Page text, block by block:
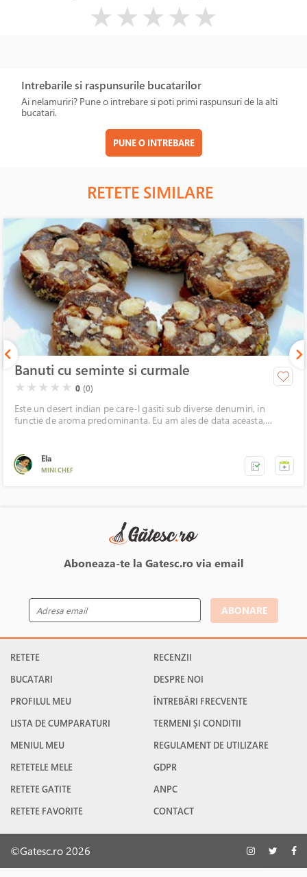
★★★★★
Intrebarile si raspunsurile bucatarilor
Ai nelamuriri? Pune o intrebare si poti primi raspunsuri de la alti
bucatari.
PUNE O INTREBARE
RETETE SIMILARE
Banuti cu seminte si curmale
( )
★ ( )
★ ( )
★ ( )
★ ( )
★ 0 (0)
Este un desert indian pe care-l gasiti sub diverse denumiri, in
functie de aroma predominanta. Eu am ales de data aceasta,
Ela
MINI CHEF
Aboneaza-te la Gatesc.ro via email
ABONARE
RETETE
BUCATARI
PROFILUL MEU
LISTA DE CUMPARATURI
MENIUL MEU
RETETELE MELE
RETETE GATITE
RETETE FAVORITE
RECENZII
DESPRE NOI
ÎNTREBĂRI FRECVENTE
TERMENI ȘI CONDITII
REGULAMENT DE UTILIZARE
GDPR
ANPC
CONTACT
©Gatesc.ro 2026